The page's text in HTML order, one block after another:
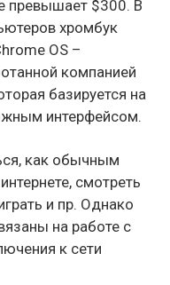
превышает $300. В
хромбук
OS –
компанией
базируется на
интерфейсом.
как обычным
смотреть
и пр. Однако
на работе с
к сети